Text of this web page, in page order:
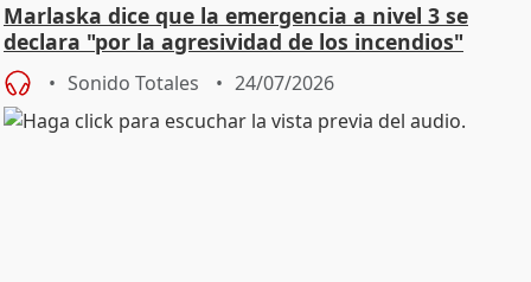
Marlaska dice que la emergencia a nivel 3 se
declara "por la agresividad de los incendios"
Sonido Totales 24/07/2026